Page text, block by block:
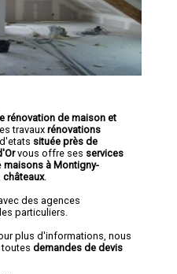
rénovation de maison et
travaux rénovations
située près de
vous offre ses services
maisons à Montigny-
châteaux.
des agences
particuliers.
plus d'informations, nous
demandes de devis